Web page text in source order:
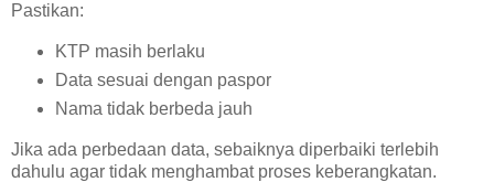
Pastikan:
KTP masih berlaku
Data sesuai dengan paspor
Nama tidak berbeda jauh
Jika ada perbedaan data, sebaiknya diperbaiki terlebih
dahulu agar tidak menghambat proses keberangkatan.